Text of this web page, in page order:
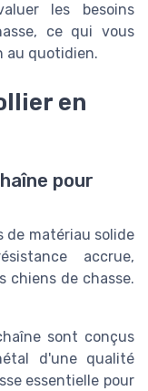
les besoins
ce qui vous
au quotidien.
en
pour
de matériau solide
accrue,
chiens de chasse.
sont conçus
d'une qualité
essentielle pour